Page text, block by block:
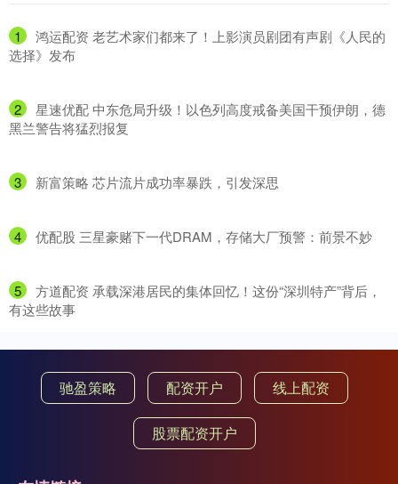
1
​鸿运配资 老艺术家们都来了！上影演员剧团有声剧《人民的
选择》发布
2
​星速优配 中东危局升级！以色列高度戒备美国干预伊朗，德
黑兰警告将猛烈报复
3 ​新富策略 芯片流片成功率暴跌，引发深思
4 ​优配股 三星豪赌下一代DRAM，存储大厂预警：前景不妙
5
​方道配资 承载深港居民的集体回忆！这份“深圳特产”背后，
有这些故事
驰盈策略 配资开户 线上配资
股票配资开户